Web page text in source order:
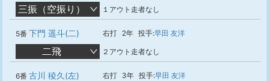
三振（空振り） １アウト走者なし
5番 下門 遥斗(二) 右打 2年 投手:早田 友洋
二飛 ２アウト走者なし
6番 古川 稜久(左) 右打 3年 投手:早田 友洋